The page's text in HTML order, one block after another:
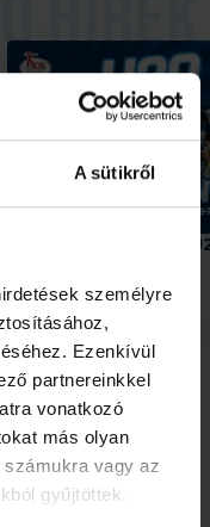
A sütikről
személyre
Ezenkívül
partnereinkkel
vonatkozó
más olyan
vagy az
gyűjtöttek.
Négyes döntőben az